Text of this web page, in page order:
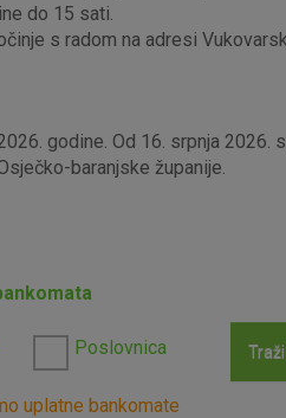
do 15 sati.
s radom na adresi
godine. Od 16. srpnja
baranjske županije.
Poslovnica Traži
uplatne bankomate